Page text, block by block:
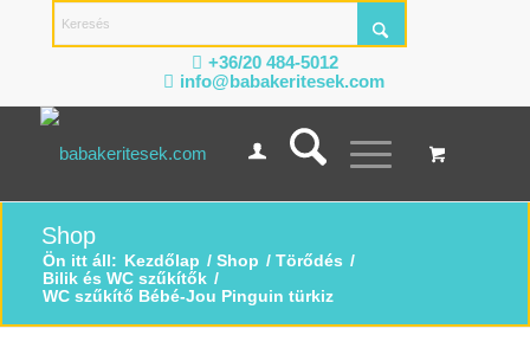
+36/20 484-5012
info@babakeritesek.com
Shop
Ön itt áll: Kezdőlap / Shop / Törődés /
Bilik és WC szűkítők /
WC szűkítő Bébé-Jou Pinguin türkiz